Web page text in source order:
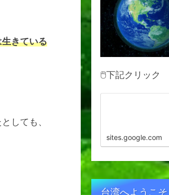
きている
しても、
🖱下記クリック
sites.google.com
台湾へようこそ